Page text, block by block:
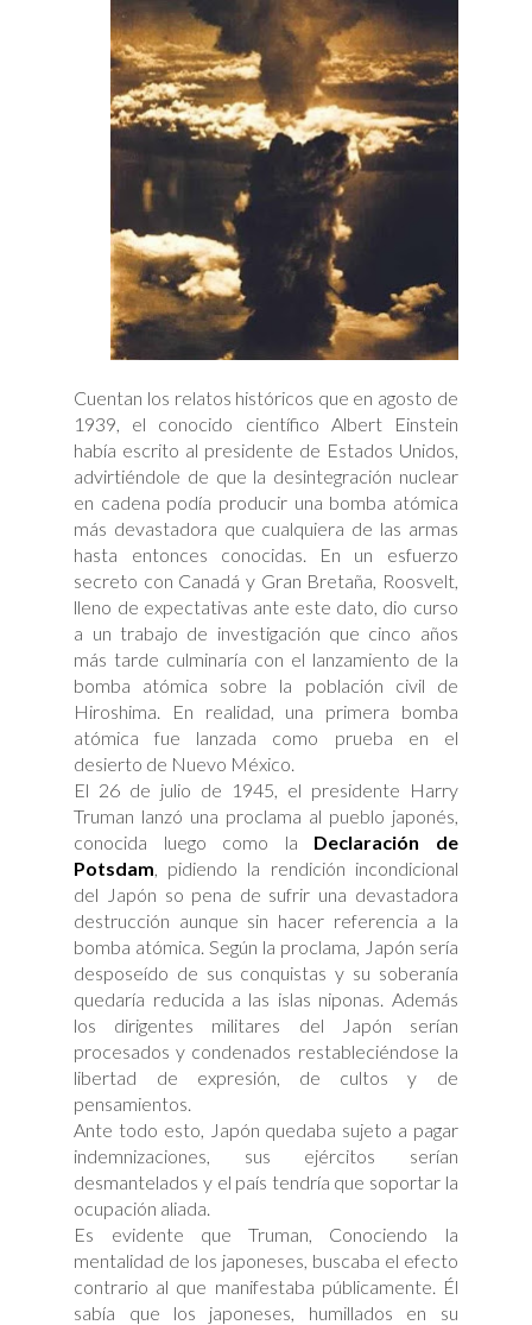
Cuentan los relatos históricos que en agosto de
1939, el conocido científico Albert Einstein
había escrito al presidente de Estados Unidos,
advirtiéndole de que la desintegración nuclear
en cadena podía producir una bomba atómica
más devastadora que cualquiera de las armas
hasta entonces conocidas. En un esfuerzo
secreto con Canadá y Gran Bretaña, Roosvelt,
lleno de expectativas ante este dato, dio curso
a un trabajo de investigación que cinco años
más tarde culminaría con el lanzamiento de la
bomba atómica sobre la población civil de
Hiroshima. En realidad, una primera bomba
atómica fue lanzada como prueba en el
desierto de Nuevo México.
El 26 de julio de 1945, el presidente Harry
Truman lanzó una proclama al pueblo japonés,
conocida luego como la Declaración de
Potsdam, pidiendo la rendición incondicional
del Japón so pena de sufrir una devastadora
destrucción aunque sin hacer referencia a la
bomba atómica. Según la proclama, Japón sería
desposeído de sus conquistas y su soberanía
quedaría reducida a las islas niponas. Además
los dirigentes militares del Japón serían
procesados y condenados restableciéndose la
libertad de expresión, de cultos y de
pensamientos.
Ante todo esto, Japón quedaba sujeto a pagar
indemnizaciones, sus ejércitos serían
desmantelados y el país tendría que soportar la
ocupación aliada.
Es evidente que Truman, Conociendo la
mentalidad de los japoneses, buscaba el efecto
contrario al que manifestaba públicamente. Él
sabía que los japoneses, humillados en su